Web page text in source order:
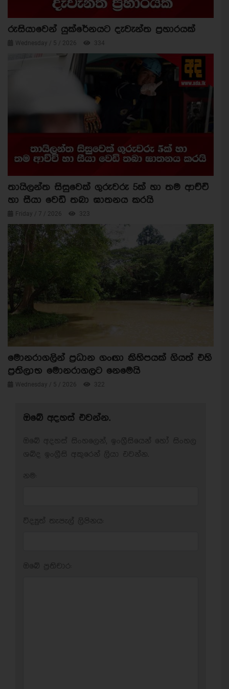
රුසියාවෙන් යුක්රේනයට දැවැන්ත ප්‍රහාරයක්
Wednesday / 5 / 2026 334
තායිලන්ත සිසුවෙක් ගුරුවරු 5ක් හා තම ආච්චි
හා සීයා වෙඩි තබා ඝාතනය කරයි
Friday / 7 / 2026 323
මොනරාගලින් ප්‍රධාන ගංඟා කිහිපයක් ගියත් එහි
ප්‍රතිලාභ මොනරාගලට නෙමෙයි
Wednesday / 5 / 2026 322
ඔබේ අදහස් එවන්න.